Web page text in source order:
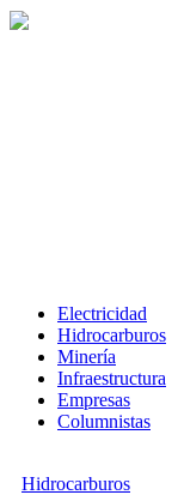
Electricidad
Hidrocarburos
Minería
Infraestructura
Empresas
Columnistas
Hidrocarburos